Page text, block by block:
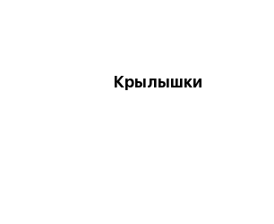
Крылышки